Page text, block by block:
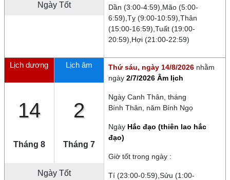
Ngày Tốt
Dần (3:00-4:59),Mão (5:00-
6:59),Tỵ (9:00-10:59),Thân
(15:00-16:59),Tuất (19:00-
20:59),Hợi (21:00-22:59)
Lịch dương
14
Tháng 8
Lịch âm
2
Tháng 7
Ngày Tốt
Thứ sáu, ngày 14/8/2026 nhằm
ngày 2/7/2026 Âm lịch
Ngày Canh Thân , tháng
Bính Thân , năm Bính Ngọ
Ngày Hắc đạo (thiên lao hắc
đạo)
Giờ tốt trong ngày :
Tí (23:00-0:59),Sửu (1:00-